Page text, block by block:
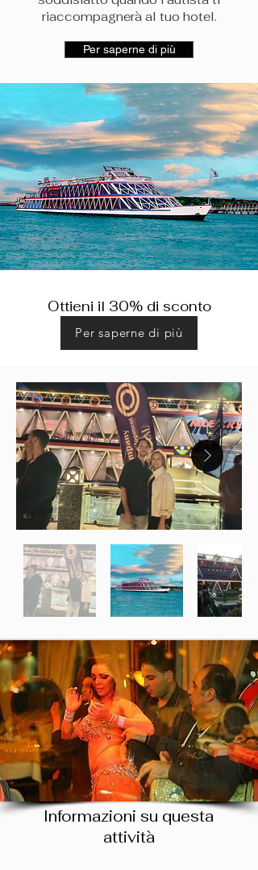
riaccompagnerà al tuo hotel.
Per saperne di più
Ottieni il 30% di sconto
Per saperne di più
Informazioni su questa
attività